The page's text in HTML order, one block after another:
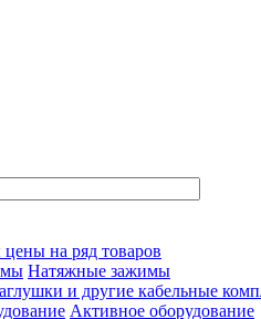
на ряд товаров
Натяжные зажимы
Активное оборудование